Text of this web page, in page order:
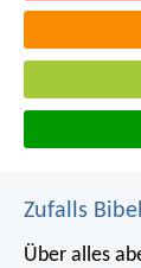
Zufalls
Über alles